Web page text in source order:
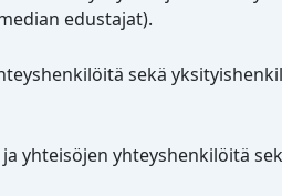
edustajat).
sekä
yhteisöjen yhteyshenkilöitä